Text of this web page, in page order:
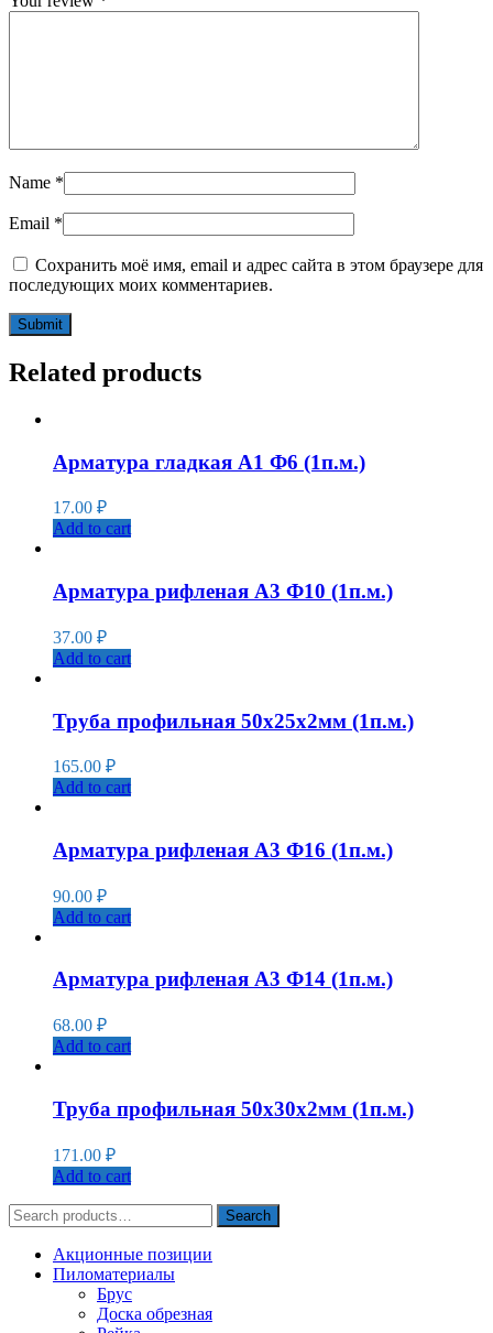
Name *
Email *
Сохранить моё имя, email и адрес сайта в этом браузере для
последующих моих комментариев.
Related products
Арматура гладкая А1 Ф6 (1п.м.)
17.00 ₽
Add to cart
Арматура рифленая А3 Ф10 (1п.м.)
37.00 ₽
Add to cart
Труба профильная 50х25х2мм (1п.м.)
165.00 ₽
Add to cart
Арматура рифленая А3 Ф16 (1п.м.)
90.00 ₽
Add to cart
Арматура рифленая А3 Ф14 (1п.м.)
68.00 ₽
Add to cart
Труба профильная 50х30х2мм (1п.м.)
171.00 ₽
Add to cart
Search
for:
Search
Акционные позиции
Пиломатериалы
Брус
Доска обрезная